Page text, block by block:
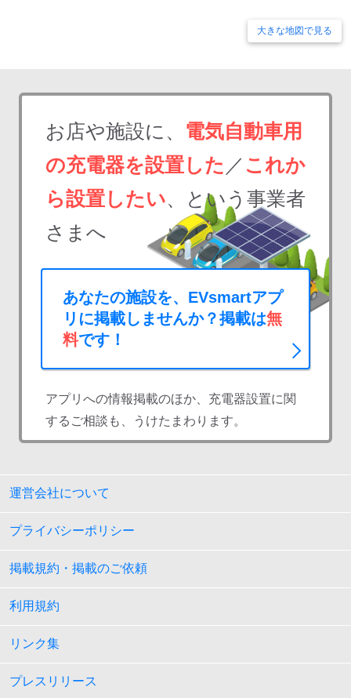
大きな地図で見る
お店や施設に、 電気自動車用
の充電器を設置した ／ これか
ら設置したい、という事業者
さまへ
あなたの施設を、EVsmartアプ
リに掲載しませんか？掲載は無
料です！
アプリへの情報掲載のほか、充電器設置に関
するご相談も、うけたまわります。
運営会社について
プライバシーポリシー
掲載規約・掲載のご依頼
利用規約
リンク集
プレスリリース